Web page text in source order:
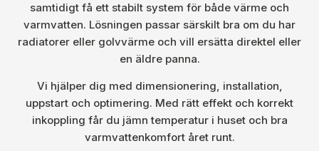
samtidigt få ett stabilt system för både värme och
varmvatten. Lösningen passar särskilt bra om du har
radiatorer eller golvvärme och vill ersätta direktel eller
en äldre panna.
Vi hjälper dig med dimensionering, installation,
uppstart och optimering. Med rätt effekt och korrekt
inkoppling får du jämn temperatur i huset och bra
varmvattenkomfort året runt.